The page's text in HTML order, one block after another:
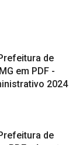
de
em PDF -
2024
de